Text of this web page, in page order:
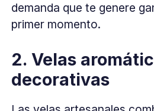
demanda que te genere
primer momento.
2. Velas
decorativas